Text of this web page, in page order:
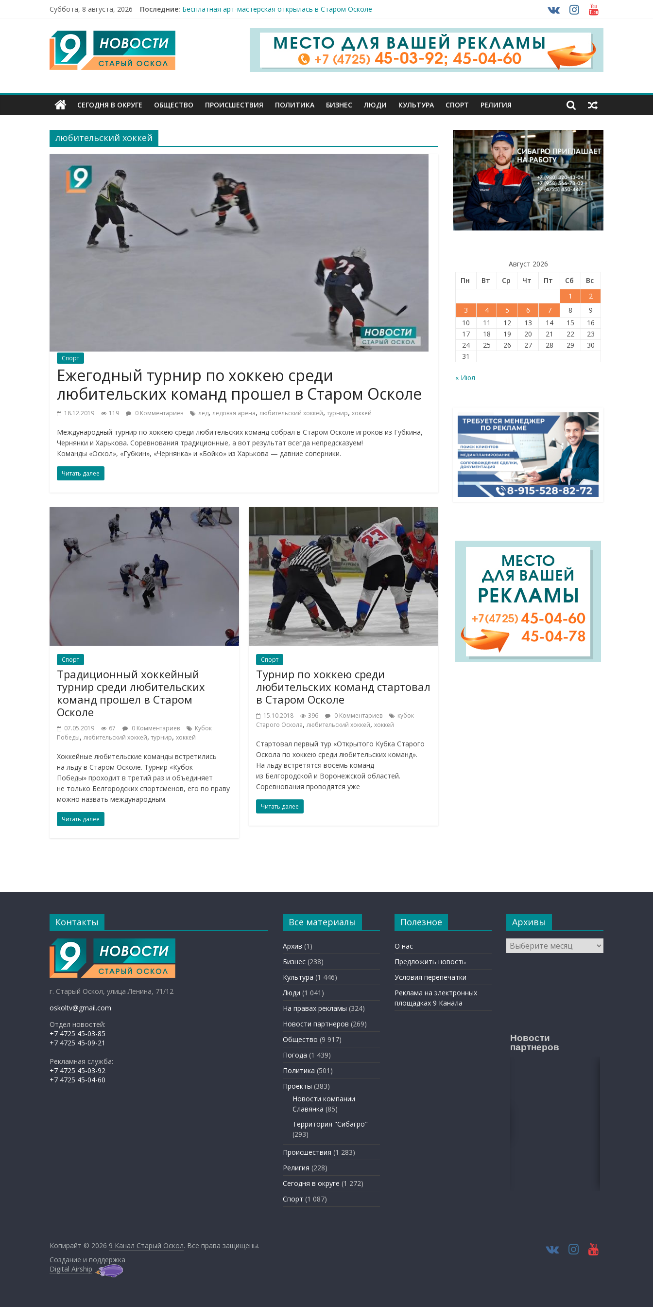
Суббота, 8 августа, 2026 Последние: Бесплатная арт-мастерская открылась в Старом Осколе
49,5 млн руб. похитили мошенники у жителей Белгородчины под предлогом ввоза машин из-за рубежа
Строители принимают поздравления с профессиональным праздником
Праздник спорта и достижений: в Старом Осколе отметили День физкультурника
9
Канал
Старый
Оскол
СЕГОДНЯ В ОКРУГЕ ОБЩЕСТВО ПРОИСШЕСТВИЯ ПОЛИТИКА БИЗНЕС ЛЮДИ КУЛЬТУРА СПОРТ РЕЛИГИЯ
любительский хоккей
Спорт
Ежегодный турнир по хоккею среди
любительских команд прошел в Старом Осколе
18.12.2019 119 0 Комментариев лед, ледовая арена, любительский хоккей, турнир, хоккей
Международный турнир по хоккею среди любительских команд собрал в Старом Осколе игроков из Губкина,
Чернянки и Харькова. Соревнования традиционные, а вот результат всегда непредсказуем!
Команды «Оскол», «Губкин», «Чернянка» и «Бойко» из Харькова — давние соперники.
Читать далее
Спорт
Традиционный хоккейный
турнир среди любительских
команд прошел в Старом
Осколе
07.05.2019 67 0 Комментариев
Кубок
Победы, любительский хоккей, турнир, хоккей
Хоккейные любительские команды встретились
на льду в Старом Осколе. Турнир «Кубок
Победы» проходит в третий раз и объединяет
не только Белгородских спортсменов, его по праву
можно назвать международным.
Читать далее
Спорт
Турнир по хоккею среди
любительских команд стартовал
в Старом Осколе
15.10.2018 396 0 Комментариев
кубок
Старого Оскола,любительский хоккей,хоккей
Стартовал первый тур «Открытого Кубка Старого
Оскола по хоккею среди любительских команд».
На льду встретятся восемь команд
из Белгородской и Воронежской областей.
Соревнования проводятся уже
Читать далее
Август 2026
Пн
Вт Ср Чт Пт Сб
Вс
1
2
3
4 5 6 7 8
9
10
11 12 13 14 15
16
17
18 19 20 21 22
23
24
25 26 27 28 29
30
31
« Июл
Контакты
г. Старый Оскол, улица Ленина, 71/12
oskoltv@gmail.com
Отдел новостей:
+7 4725 45-03-85
+7 4725 45-09-21
Рекламная служба:
+7 4725 45-03-92
+7 4725 45-04-60
Все материалы
Архив (1)
Бизнес (238)
Культура (1 446)
Люди (1 041)
На правах рекламы (324)
Новости партнеров (269)
Общество (9 917)
Погода (1 439)
Политика (501)
Проекты (383)
Новости компании
Славянка (85)
Территория "Сибагро"
(293)
Происшествия (1 283)
Религия (228)
Сегодня в округе (1 272)
Спорт (1 087)
Полезное
О нас
Предложить новость
Условия перепечатки
Реклама на электронных
площадках 9 Канала
Архивы
Архивы
Новости
партнеров
Копирайт © 2026 9 Канал Старый Оскол. Все права защищены.
Создание и поддержка
Digital Airship